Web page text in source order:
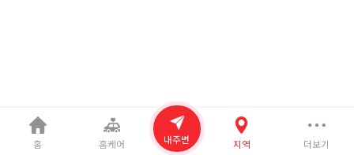
홈 홈케어 내주변 지역 더보기